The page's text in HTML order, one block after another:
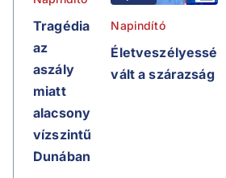
Tragédia
az
aszály
miatt
alacsony
vízszintű
Dunában
Napindító
Életveszélyessé
vált a szárazság